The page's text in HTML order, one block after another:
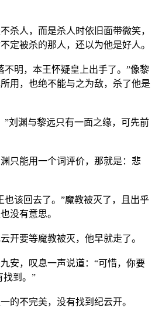
杀人，而是杀人时依旧面带微笑，
定被杀的那人，还以为他是好人。
明，本王怀疑皇上出手了。”像黎
用，也绝不能与之为敌，杀了他是
渊与黎远只有一面之缘，可先前
只能用一个词评价，那就是：悲
该回去了。”魔教被灭了，且出乎
没有意思。
开要等魔教被灭，他早就走了。
安，叹息一声说道：“可惜，你要
找到。”
的不完美，没有找到纪云开。